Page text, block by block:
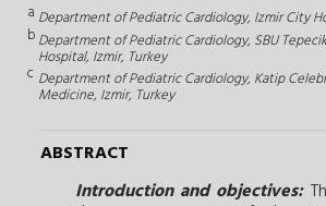
a Department of Pediatric Cardiology, Izmir City
bDepartment of Pediatric Cardiology, SBU
Hospital, Izmir, Turkey
c Department of Pediatric Cardiology, Katip
Medicine, Izmir, Turkey
ABSTRACT
Introduction and objectives: